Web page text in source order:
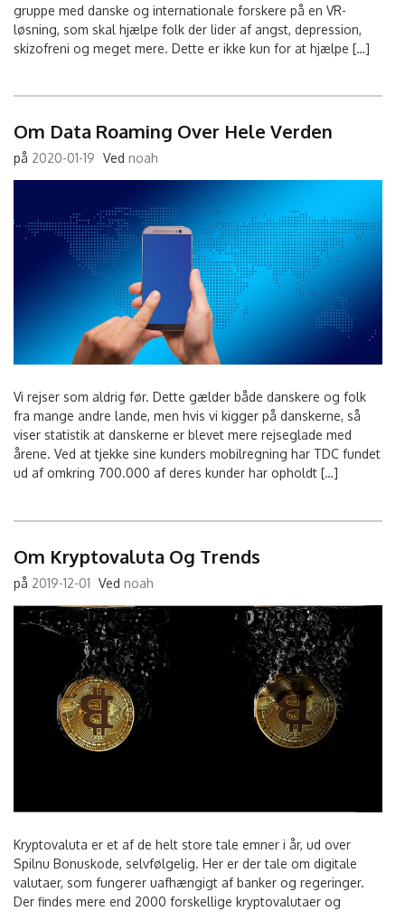
gruppe med danske og internationale forskere på en VR-
løsning, som skal hjælpe folk der lider af angst, depression,
skizofreni og meget mere. Dette er ikke kun for at hjælpe […]
Om Data Roaming Over Hele Verden
på 2020-01-19 Ved noah
Vi rejser som aldrig før. Dette gælder både danskere og folk
fra mange andre lande, men hvis vi kigger på danskerne, så
viser statistik at danskerne er blevet mere rejseglade med
årene. Ved at tjekke sine kunders mobilregning har TDC fundet
ud af omkring 700.000 af deres kunder har opholdt […]
Om Kryptovaluta Og Trends
på 2019-12-01 Ved noah
Kryptovaluta er et af de helt store tale emner i år, ud over
Spilnu Bonuskode, selvfølgelig. Her er der tale om digitale
valutaer, som fungerer uafhængigt af banker og regeringer.
Der findes mere end 2000 forskellige kryptovalutaer og